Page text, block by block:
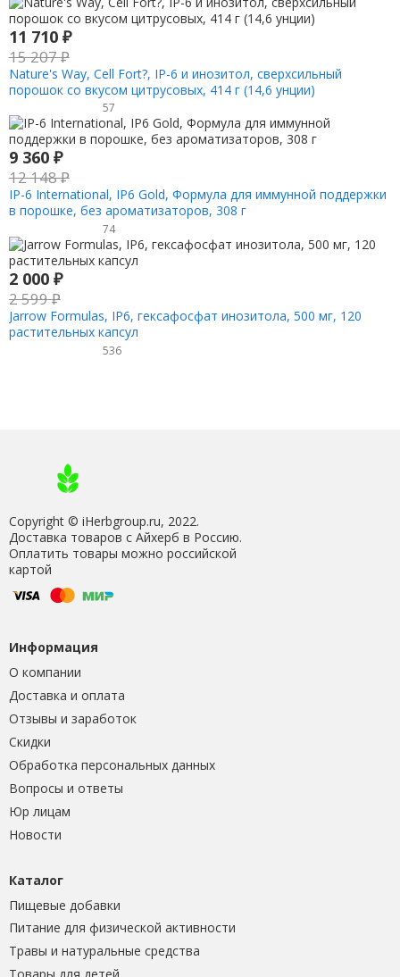
11 710 ₽
15 207₽
Nature's Way, Cell Fort?, IP-6 и инозитол, сверхсильный
порошок со вкусом цитрусовых, 414 г (14,6 унции)
57
9 360 ₽
12 148₽
IP-6 International, IP6 Gold, Формула для иммунной поддержки
в порошке, без ароматизаторов, 308 г
74
2 000 ₽
2 599₽
Jarrow Formulas, IP6, гексафосфат инозитола, 500 мг, 120
растительных капсул
536
Copyright © iHerbgroup.ru, 2022.
Доставка товаров с Айхерб в Россию.
Оплатить товары можно российской
картой
Информация
О компании
Доставка и оплата
Отзывы и заработок
Скидки
Обработка персональных данных
Вопросы и ответы
Юр лицам
Новости
Каталог
Пищевые добавки
Питание для физической активности
Травы и натуральные средства